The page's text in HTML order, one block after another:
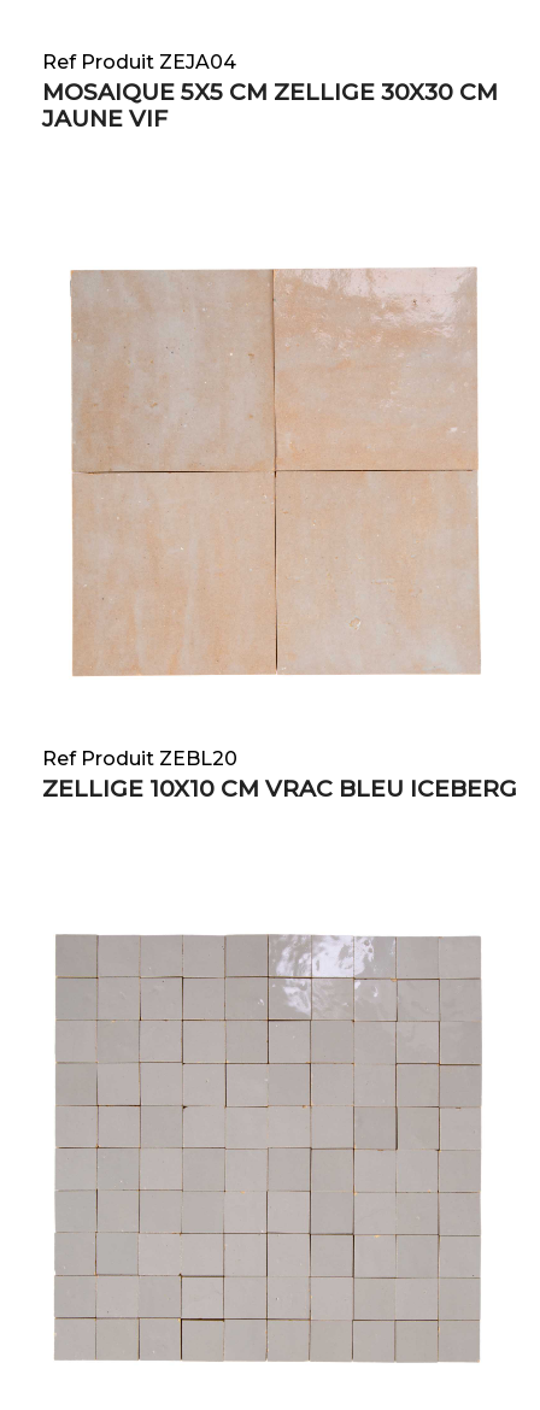
Ref Produit ZEJA04
MOSAIQUE 5X5 CM ZELLIGE 30X30 CM
JAUNE VIF
Ref Produit ZEBL20
ZELLIGE 10X10 CM VRAC BLEU ICEBERG